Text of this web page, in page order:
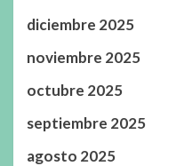
diciembre 2025
noviembre 2025
octubre 2025
septiembre 2025
agosto 2025